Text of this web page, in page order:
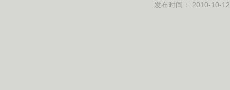
发布时间： 2010-10-